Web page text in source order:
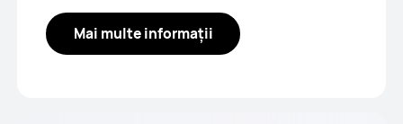
Mai multe informații